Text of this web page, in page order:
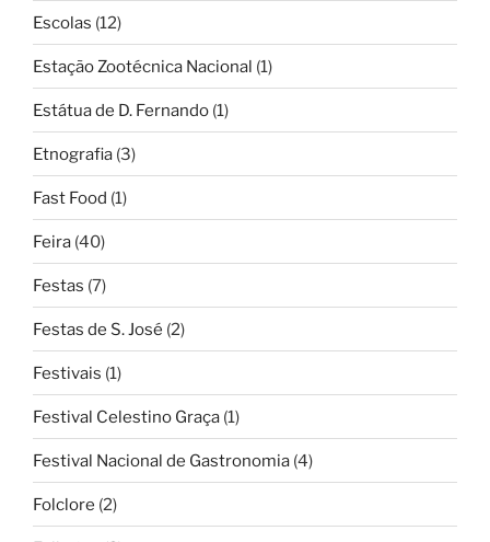
Escolas (12)
Estação Zootécnica Nacional (1)
Estátua de D. Fernando (1)
Etnografia (3)
Fast Food (1)
Feira (40)
Festas (7)
Festas de S. José (2)
Festivais (1)
Festival Celestino Graça (1)
Festival Nacional de Gastronomia (4)
Folclore (2)